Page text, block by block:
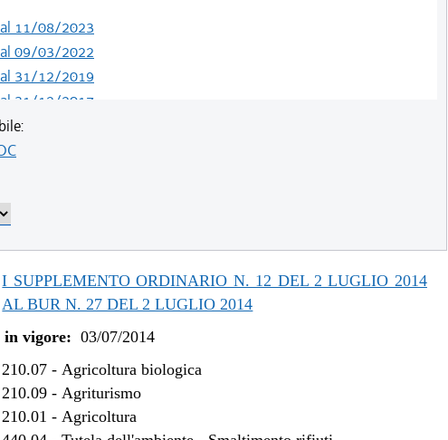
11/08/2023
09/03/2022
31/12/2019
31/12/2017
26/07/2017
12/01/2016
I SUPPLEMENTO ORDINARIO N. 12 DEL 2 LUGLIO 2014
AL BUR N. 27 DEL 2 LUGLIO 2014
in vigore: 03/07/2014
210.07 -Agricoltura biologica
210.09 -Agriturismo
210.01 -Agricoltura